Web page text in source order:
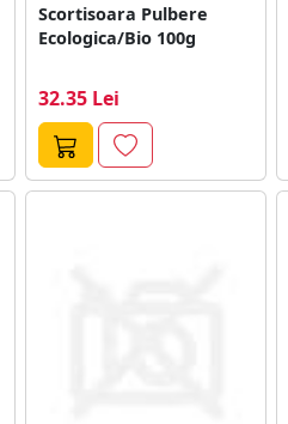
Scortisoara Pulbere
Ecologica/Bio 100g
32.35 Lei